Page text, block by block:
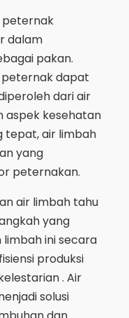
peternak
dalam
pakan.
peternak dapat
dari air
aspek kesehatan
tepat, air limbah
yang
peternakan.
air limbah tahu
yang
ini secara
produksi
. Air
solusi